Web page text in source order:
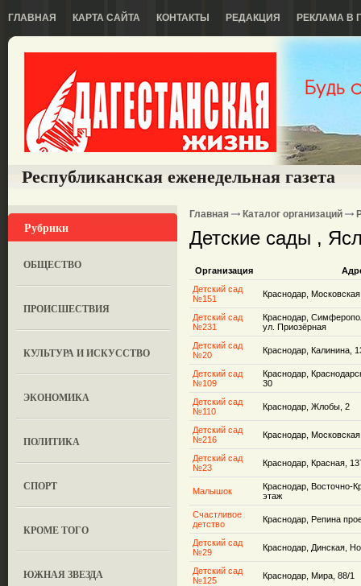
ГЛАВНАЯ КАРТА САЙТА КОНТАКТЫ РЕДАКЦИЯ РЕКЛАМА В
Республиканская еженедельная газета
Рубрики
ОБЩЕСТВО
ПРОИСШЕСТВИЯ
КУЛЬТУРА И ИСКУССТВО
ЭКОНОМИКА
ПОЛИТИКА
СПОРТ
КРОМЕ ТОГО
ЮЖНАЯ ЗВЕЗДА
Главная Каталог организаций
Детские сады ,
Организация
Детский сад
№151
Краснодар,
Детский сад
№231
Краснодар,
ул. Приозёрная
Детский сад
№20
Краснодар, Калинина,
Детский сад
№109
Краснодар,
30
Детский сад
№110
Краснодар, Жлобы, 2
Детский сад
№216
Краснодар,
Детский сад
№23
Краснодар, Красная,
Малышок
Краснодар, Восточно-
этаж
Счастливое
детство
Краснодар, Репина
Детский сад
№29
Краснодар, Динская,
Детский сад
№125
Краснодар, Мира, 88/1